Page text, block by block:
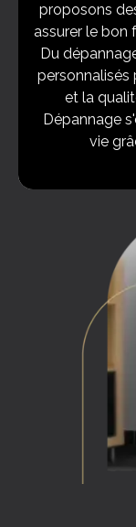
proposons
assurer le bon
Du
et la
Dépannage
vie